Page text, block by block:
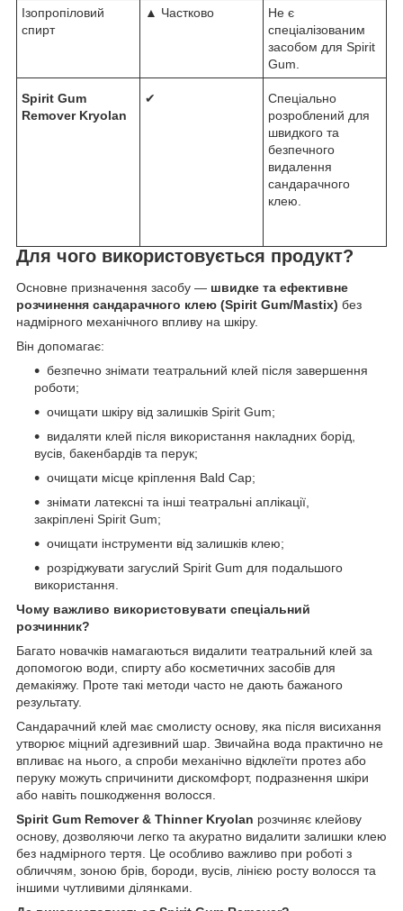
Ізопропіловий
спирт
▲ Частково
Не є
спеціалізованим
засобом для Spirit
Gum.
Spirit Gum
Remover Kryolan
✔
Спеціально
розроблений для
швидкого та
безпечного
видалення
сандарачного
клею.
Для чого використовується продукт?
Основне призначення засобу — швидке та ефективне
розчинення сандарачного клею (Spirit Gum/Mastix) без
надмірного механічного впливу на шкіру.
Він допомагає:
безпечно знімати театральний клей після завершення
роботи;
очищати шкіру від залишків Spirit Gum;
видаляти клей після використання накладних борід,
вусів, бакенбардів та перук;
очищати місце кріплення Bald Cap;
знімати латексні та інші театральні аплікації,
закріплені Spirit Gum;
очищати інструменти від залишків клею;
розріджувати загуслий Spirit Gum для подальшого
використання.
Чому важливо використовувати спеціальний
розчинник?
Багато новачків намагаються видалити театральний клей за
допомогою води, спирту або косметичних засобів для
демакіяжу. Проте такі методи часто не дають бажаного
результату.
Сандарачний клей має смолисту основу, яка після висихання
утворює міцний адгезивний шар. Звичайна вода практично не
впливає на нього, а спроби механічно відклеїти протез або
перуку можуть спричинити дискомфорт, подразнення шкіри
або навіть пошкодження волосся.
Spirit Gum Remover & Thinner Kryolan розчиняє клейову
основу, дозволяючи легко та акуратно видалити залишки клею
без надмірного тертя. Це особливо важливо при роботі з
обличчям, зоною брів, бороди, вусів, лінією росту волосся та
іншими чутливими ділянками.